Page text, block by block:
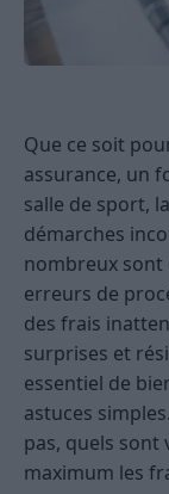
Que ce soit
assurance, un
salle de sport,
démarches
nombreux sont
erreurs de
des frais
surprises et
essentiel de
astuces
pas, quels
maximum les